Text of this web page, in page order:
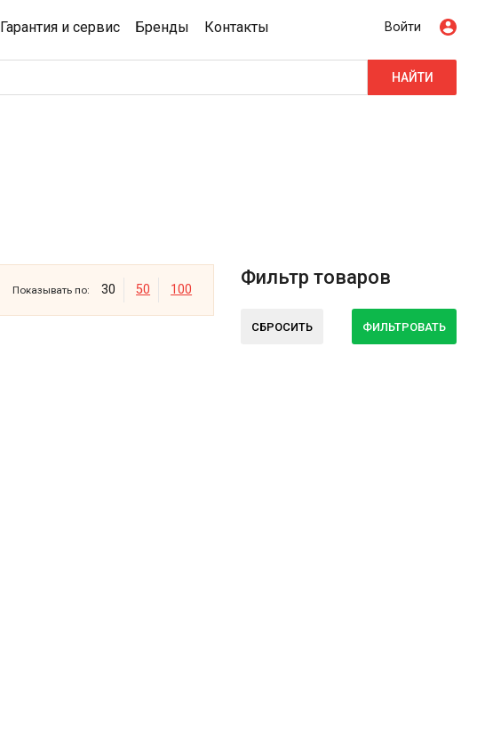
Гарантия и сервис Бренды Контакты Войти
НАЙТИ
Фильтр товаров
СБРОСИТЬ ФИЛЬТРОВАТЬ
Показывать по: 30 50 100